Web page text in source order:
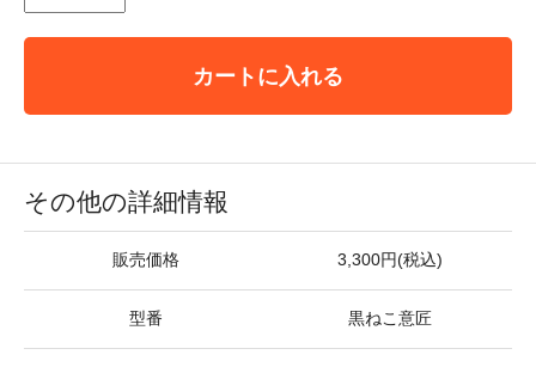
カートに入れる
その他の詳細情報
販売価格 3,300円(税込)
型番 黒ねこ意匠